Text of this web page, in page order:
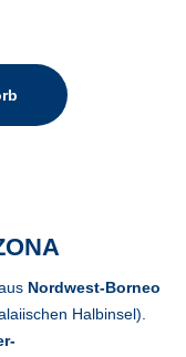
Nordwest-Borneo
Halbinsel).